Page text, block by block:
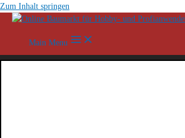
Zum Inhalt springen
Main Menu